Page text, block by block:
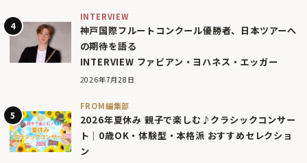
INTERVIEW
神戸国際フルートコンクール優勝者、日本ツアーへ
の期待を語る
INTERVIEW ファビアン・ヨハネス・エッガー
2026年7月28日
FROM編集部
2026年夏休み 親子で楽しむ♪クラシックコンサー
ト｜0歳OK・体験型・本格派 おすすめセレクショ
ン